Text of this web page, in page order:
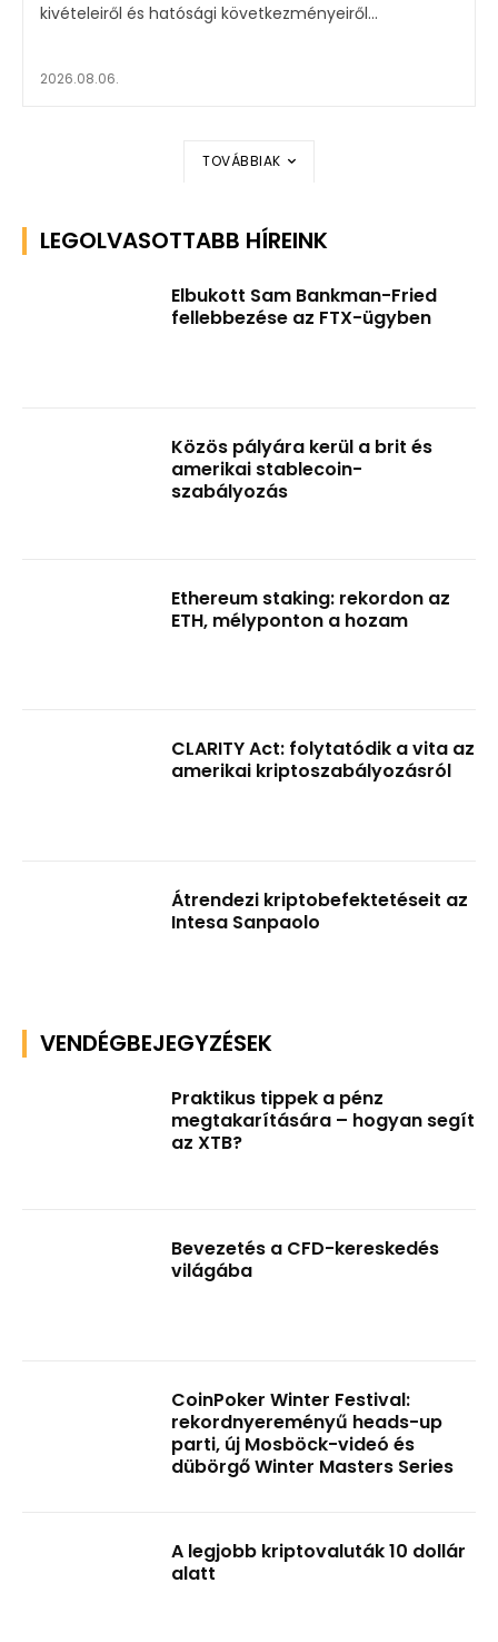
kivételeiről és hatósági következményeiről...
2026.08.06.
TOVÁBBIAK
LEGOLVASOTTABB HÍREINK
Elbukott Sam Bankman-Fried
fellebbezése az FTX-ügyben
Közös pályára kerül a brit és
amerikai stablecoin-
szabályozás
Ethereum staking: rekordon az
ETH, mélyponton a hozam
CLARITY Act: folytatódik a vita az
amerikai kriptoszabályozásról
Átrendezi kriptobefektetéseit az
Intesa Sanpaolo
VENDÉGBEJEGYZÉSEK
Praktikus tippek a pénz
megtakarítására – hogyan segít
az XTB?
Bevezetés a CFD-kereskedés
világába
CoinPoker Winter Festival:
rekordnyereményű heads-up
parti, új Mosböck-videó és
dübörgő Winter Masters Series
A legjobb kriptovaluták 10 dollár
alatt